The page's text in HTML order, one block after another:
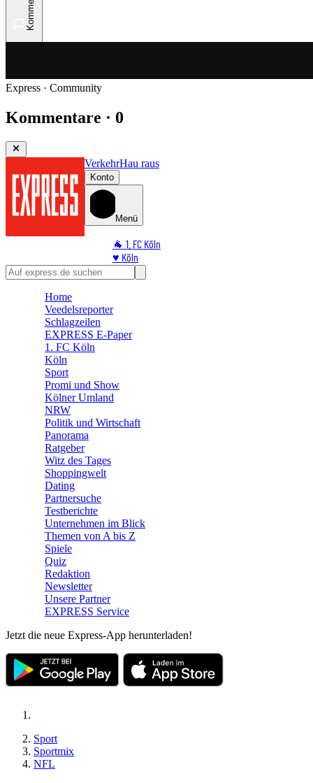
Express · Community
Kommentare · 0
VerkehrHau raus
Konto
Menü
🐐 1. FC Köln
♥️ Köln
⭐ Promi
🛒 Shoppingwelt
Home
Veedelsreporter
Schlagzeilen
EXPRESS E-Paper
1. FC Köln
Köln
Sport
Promi und Show
Kölner Umland
NRW
Politik und Wirtschaft
Panorama
Ratgeber
Witz des Tages
Shoppingwelt
Dating
Partnersuche
Testberichte
Unternehmen im Blick
Themen von A bis Z
Spiele
Quiz
Redaktion
Newsletter
Unsere Partner
EXPRESS Service
Jetzt die neue Express-App herunterladen!
Sport
Sportmix
NFL